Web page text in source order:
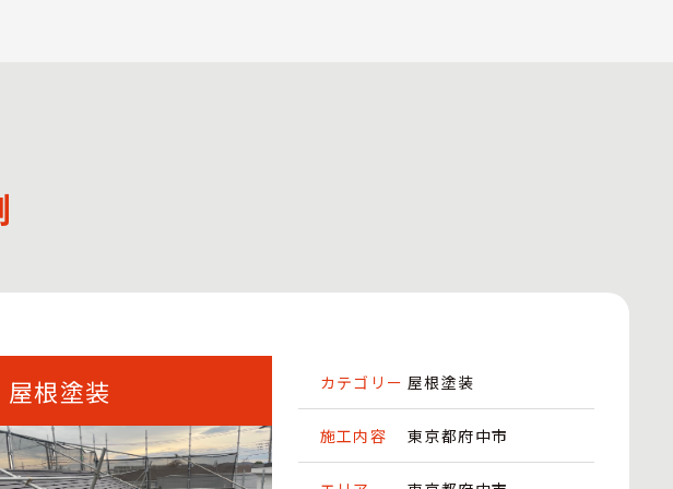
屋根塗装 カテゴリー 屋根塗装
施工内容 東京都府中市